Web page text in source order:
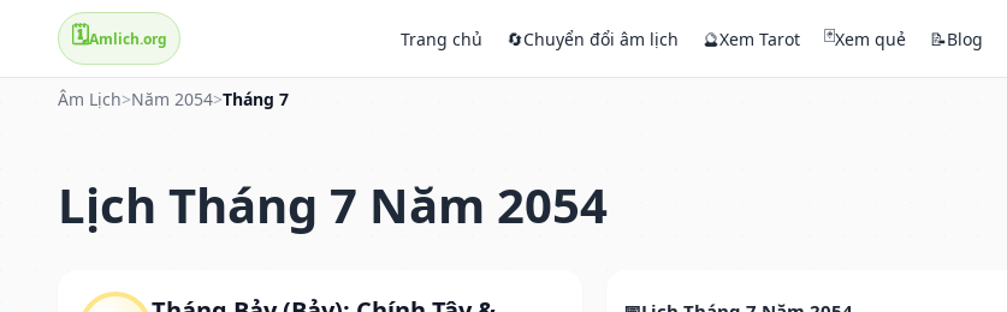
🗓️Amlich.org Trang chủ 🔄Chuyển đổi âm lịch 🔮Xem Tarot 🃏Xem quẻ 📝Blog
Âm Lịch>Năm 2054>Tháng 7
Lịch Tháng 7 Năm 2054